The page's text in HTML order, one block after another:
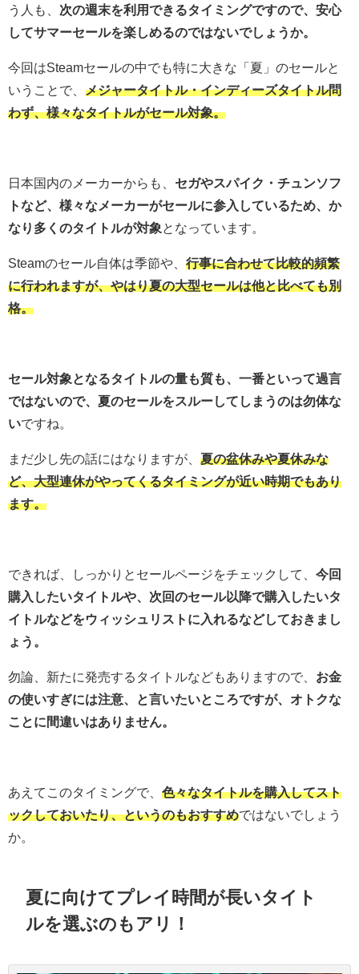
う人も、 次の週末を利用できるタイミングですので、安心
してサマーセールを楽しめるのではないでしょうか。
今回はSteamセールの中でも特に大きな「夏」のセールと
いうことで、 メジャータイトル・インディーズタイトル問
わず、様々なタイトルがセール対象。
日本国内のメーカーからも、 セガやスパイク・チュンソフ
トなど、様々なメーカーがセールに参入しているため、か
なり多くのタイトルが対象となっています。
Steamのセール自体は季節や、 行事に合わせて比較的頻繁
に行われますが、やはり夏の大型セールは他と比べても別
格。
セール対象となるタイトルの量も質も、一番といって過言
ではないので、夏のセールをスルーしてしまうのは勿体な
いですね。
まだ少し先の話にはなりますが、 夏の盆休みや夏休みな
ど、大型連休がやってくるタイミングが近い時期でもあり
ます。
できれば、しっかりとセールページをチェックして、 今回
購入したいタイトルや、次回のセール以降で購入したいタ
イトルなどをウィッシュリストに入れるなどしておきまし
ょう。
勿論、新たに発売するタイトルなどもありますので、 お金
の使いすぎには注意、と言いたいところですが、オトクな
ことに間違いはありません。
あえてこのタイミングで、 色々なタイトルを購入してスト
ックしておいたり、というのもおすすめではないでしょう
か。
夏に向けてプレイ時間が長いタイト
ルを選ぶのもアリ！